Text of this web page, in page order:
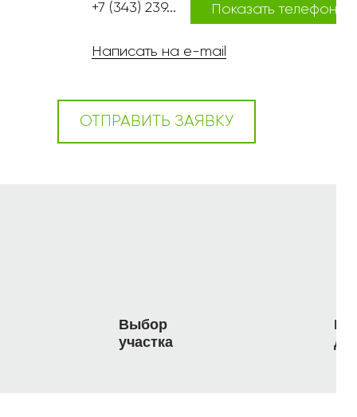
+7 (343) 239... Показать телефон
Написать на e-mail
ОТПРАВИТЬ ЗАЯВКУ
Выбор
участка